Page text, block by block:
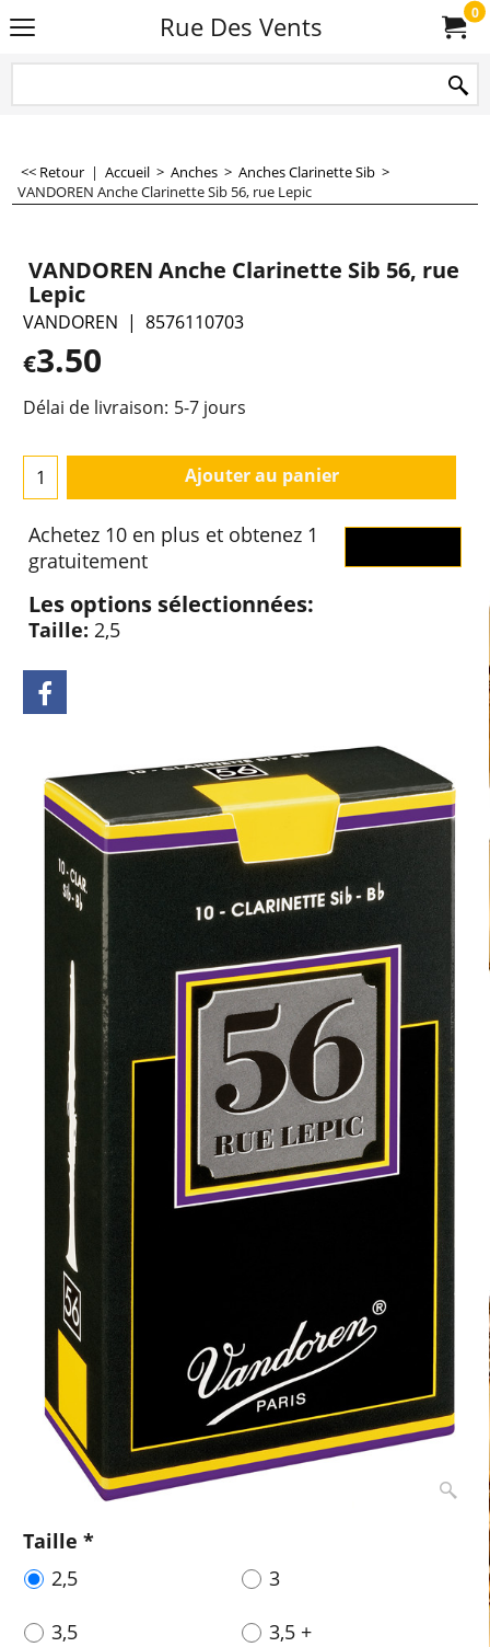
Rue Des Vents 0
<< Retour | Accueil > Anches > Anches Clarinette Sib >
VANDOREN Anche Clarinette Sib 56, rue Lepic
VANDOREN Anche Clarinette Sib 56, rue
Lepic
VANDOREN 8576110703
€3.50
Délai de livraison: 5-7 jours
Ajouter au panier
Achetez 10 en plus et obtenez 1
gratuitement
Les options sélectionnées:
Taille: 2,5
Taille *
2,5
3
3,5 3,5 +